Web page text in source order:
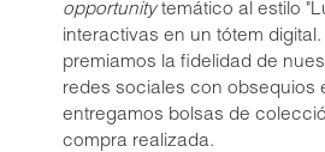
Biosporine® 3
Cefoxi-Tabs® C
Cipro-Tabs 250®
Clinda-Tabs® 150 FT
opportunitytemático al estilo
interactivas en un tótem
premiamos la fidelidad de
redes sociales con obsequios
entregamos bolsas de
compra realizada.